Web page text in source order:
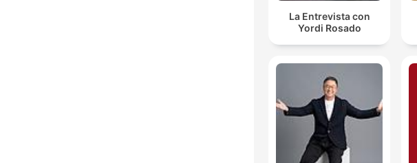
La Entrevista con
Yordi Rosado